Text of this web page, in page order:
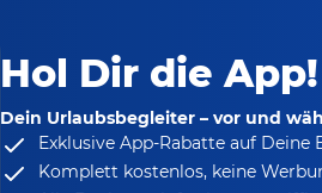
Hol Dir die App!
Dein Urlaubsbegleiter – vor und
Exklusive App-Rabatteauf Deine
Komplett kostenlos, keine